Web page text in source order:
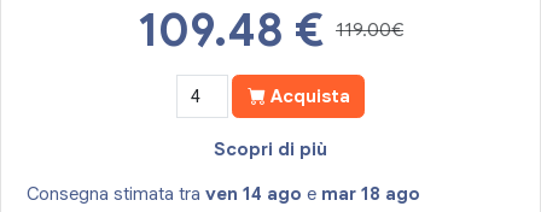
109.48 € 119.00€
Acquista
Scopri di più
Consegna stimata traven 14 ago e mar 18 ago